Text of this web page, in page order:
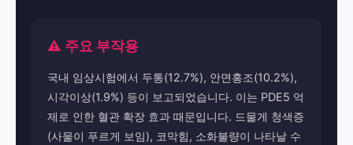
⚠️ 주요 부작용
국내 임상시험에서 두통(12.7%), 안면홍조(10.2%),
시각이상(1.9%) 등이 보고되었습니다. 이는 PDE5 억
제로 인한 혈관 확장 효과 때문입니다. 드물게 청색증
(사물이 푸르게 보임), 코막힘, 소화불량이 나타날 수